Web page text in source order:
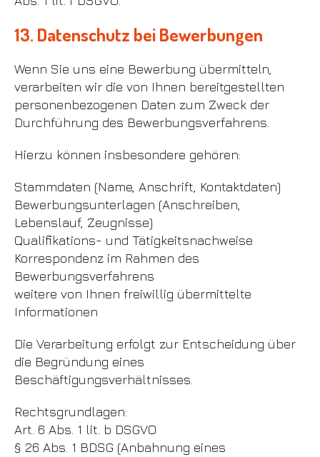
13. Datenschutz bei Bewerbungen
Wenn Sie uns eine Bewerbung übermitteln,
verarbeiten wir die von Ihnen bereitgestellten
personenbezogenen Daten zum Zweck der
Durchführung des Bewerbungsverfahrens.
Hierzu können insbesondere gehören:
Stammdaten (Name, Anschrift, Kontaktdaten)
Bewerbungsunterlagen (Anschreiben,
Lebenslauf, Zeugnisse)
Qualifikations- und Tätigkeitsnachweise
Korrespondenz im Rahmen des
Bewerbungsverfahrens
weitere von Ihnen freiwillig übermittelte
Informationen
Die Verarbeitung erfolgt zur Entscheidung über
die Begründung eines
Beschäftigungsverhältnisses.
Rechtsgrundlagen:
Art. 6 Abs. 1 lit. b DSGVO
§ 26 Abs. 1 BDSG (Anbahnung eines